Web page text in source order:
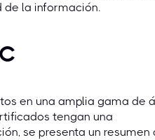
de la información.
en una amplia gama de
tengan una
se presenta un resumen